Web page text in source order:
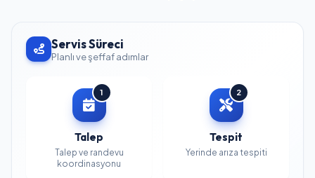
Servis Süreci
Planlı ve şeffaf adımlar
1
Talep
Talep ve randevu
koordinasyonu
2
Tespit
Yerinde arıza tespiti